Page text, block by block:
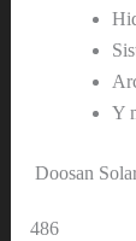
Y
Doosan
486